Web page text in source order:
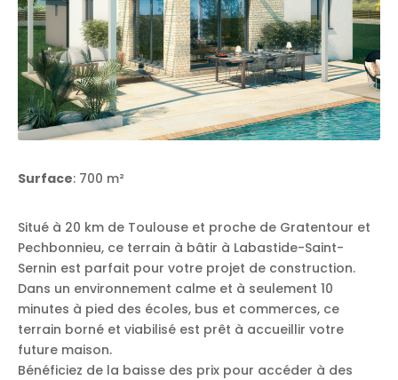
Surface: 700 m²
Situé à 20 km de Toulouse et proche de Gratentour et
Pechbonnieu, ce terrain à bâtir à Labastide-Saint-
Sernin est parfait pour votre projet de construction.
Dans un environnement calme et à seulement 10
minutes à pied des écoles, bus et commerces, ce
terrain borné et viabilisé est prêt à accueillir votre
future maison.
Bénéficiez de la baisse des prix pour accéder à des